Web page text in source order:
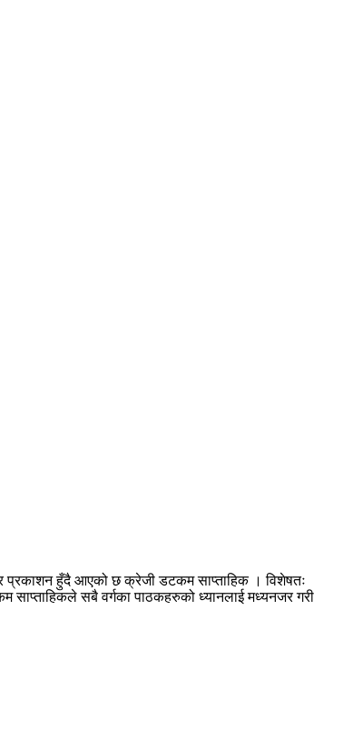
प्रकाशन हुँदै आएको छ क्रेजी डटकम साप्ताहिक । विशेषतः
सबै वर्गका पाठकहरुको ध्यानलाई मध्यनजर गरी